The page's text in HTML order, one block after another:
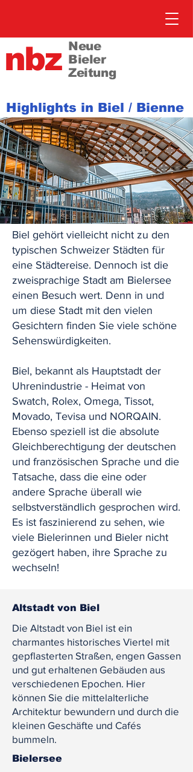
nbz Neue
Bieler
Zeitung
Highlights in Biel / Bienne
Biel gehört vielleicht nicht zu den
typischen Schweizer Städten für
eine Städtereise. Dennoch ist die
zweisprachige Stadt am Bielersee
einen Besuch wert. Denn in und
um diese Stadt mit den vielen
Gesichtern finden Sie viele schöne
Sehenswürdigkeiten.
Biel, bekannt als Hauptstadt der
Uhrenindustrie - Heimat von
Swatch, Rolex, Omega, Tissot,
Movado, Tevisa und NORQAIN.
Ebenso speziell ist die absolute
Gleichberechtigung der deutschen
und französischen Sprache und die
Tatsache, dass die eine oder
andere Sprache überall wie
selbstverständlich gesprochen wird.
Es ist faszinierend zu sehen, wie
viele Bielerinnen und Bieler nicht
gezögert haben, ihre Sprache zu
wechseln!
Altstadt von Biel
Die Altstadt von Biel ist ein
charmantes historisches Viertel mit
gepflasterten Straßen, engen Gassen
und gut erhaltenen Gebäuden aus
verschiedenen Epochen. Hier
können Sie die mittelalterliche
Architektur bewundern und durch die
kleinen Geschäfte und Cafés
bummeln.
Bielersee